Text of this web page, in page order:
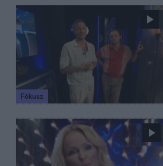
Fókusz